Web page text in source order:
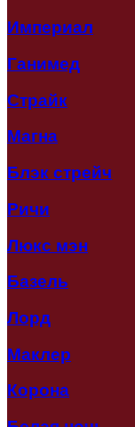
Империал
Ганимед
Страйк
Магна
Блэк стрейч
Ричи
Люкс мэн
Базель
Лорд
Маклер
Корона